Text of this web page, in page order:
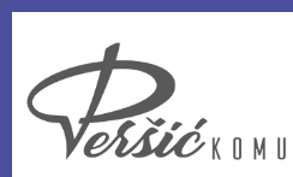
content
footer